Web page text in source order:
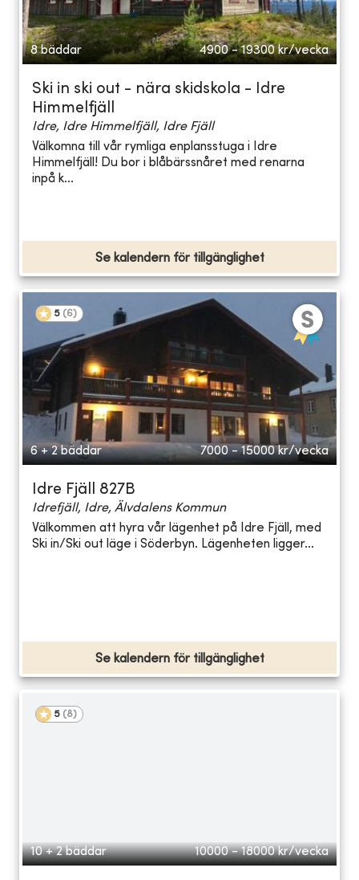
8 bäddar 4900 - 19300 kr/vecka
Ski in ski out - nära skidskola - Idre
Himmelfjäll
Idre, Idre Himmelfjäll, Idre Fjäll
Välkomna till vår rymliga enplansstuga i Idre
Himmelfjäll! Du bor i blåbärssnåret med renarna
inpå k...
Se kalendern för tillgänglighet
5 (6)
6 + 2 bäddar 7000 - 15000 kr/vecka
Idre Fjäll 827B
Idrefjäll, Idre, Älvdalens Kommun
Välkommen att hyra vår lägenhet på Idre Fjäll, med
Ski in/Ski out läge i Söderbyn. Lägenheten ligger...
Se kalendern för tillgänglighet
5 (8)
10 + 2 bäddar 10000 - 18000 kr/vecka